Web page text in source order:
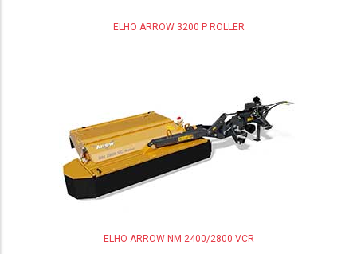
ELHO ARROW 3200 P ROLLER
ELHO ARROW NM 2400/2800 VCR